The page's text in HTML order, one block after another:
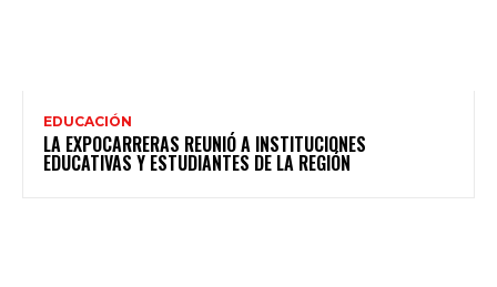
EDUCACIÓN
LA EXPOCARRERAS REUNIÓ A INSTITUCIONES
EDUCATIVAS Y ESTUDIANTES DE LA REGIÓN